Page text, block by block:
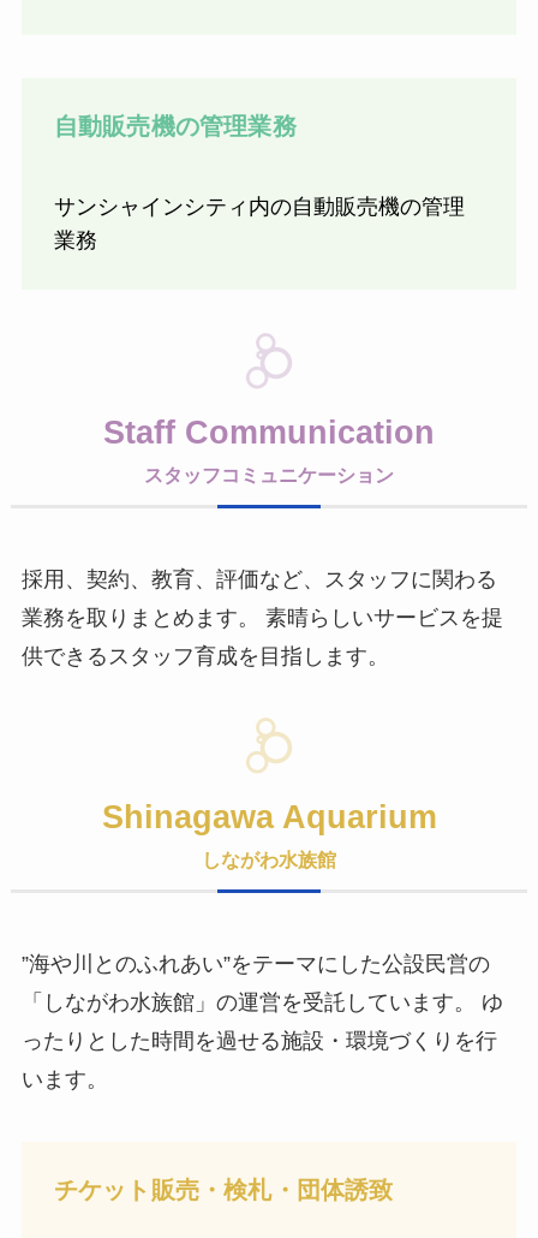
自動販売機の管理業務
サンシャインシティ内の自動販売機の管理
業務
Staff Communication
スタッフコミュニケーション
採用、契約、教育、評価など、スタッフに関わる
業務を取りまとめます。 素晴らしいサービスを提
供できるスタッフ育成を目指します。
Shinagawa Aquarium
しながわ水族館
”海や川とのふれあい”をテーマにした公設民営の
「しながわ水族館」の運営を受託しています。 ゆ
ったりとした時間を過せる施設・環境づくりを行
います。
チケット販売・検札・団体誘致